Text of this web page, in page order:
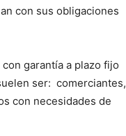
con sus obligaciones
garantía a plazo fijo
ser: comerciantes,
con necesidades de